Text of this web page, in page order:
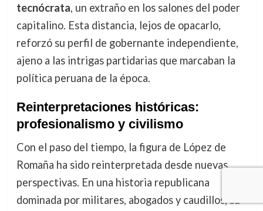
tecnócrata, un extraño en los salones del poder
capitalino. Esta distancia, lejos de opacarlo,
reforzó su perfil de gobernante independiente,
ajeno a las intrigas partidarias que marcaban la
política peruana de la época.
Reinterpretaciones históricas:
profesionalismo y civilismo
Con el paso del tiempo, la figura de López de
Romaña ha sido reinterpretada desde nuevas
perspectivas. En una historia republicana
dominada por militares, abogados y caudillos, su